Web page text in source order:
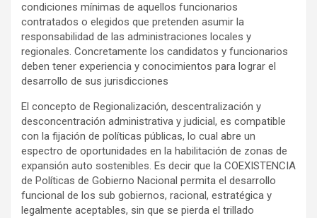
condiciones mínimas de aquellos funcionarios
contratados o elegidos que pretenden asumir la
responsabilidad de las administraciones locales y
regionales. Concretamente los candidatos y funcionarios
deben tener experiencia y conocimientos para lograr el
desarrollo de sus jurisdicciones
El concepto de Regionalización, descentralización y
desconcentración administrativa y judicial, es compatible
con la fijación de políticas públicas, lo cual abre un
espectro de oportunidades en la habilitación de zonas de
expansión auto sostenibles. Es decir que la COEXISTENCIA
de Políticas de Gobierno Nacional permita el desarrollo
funcional de los sub gobiernos, racional, estratégica y
legalmente aceptables, sin que se pierda el trillado